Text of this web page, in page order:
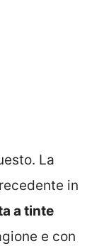
La
in
a tinte
e con